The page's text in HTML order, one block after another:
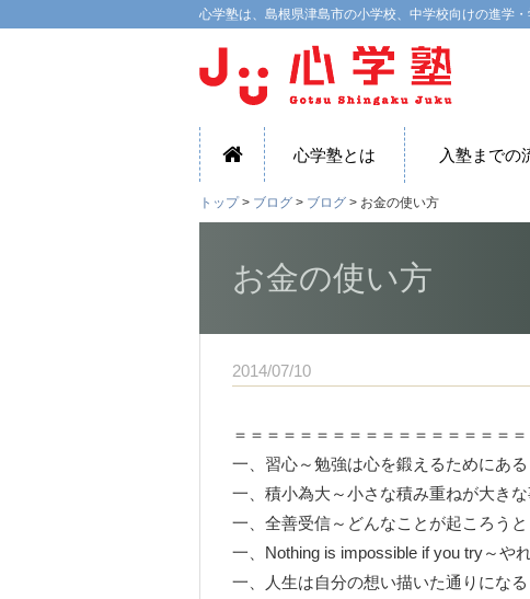
心学塾は、島根県津島市の小学校、中学校向けの進学
心学塾とは 入塾までの
トップ> ブログ > ブログ > お金の使い方
お金の使い方
2014/07/10
＝＝＝＝＝＝＝＝＝＝＝＝＝＝＝＝＝＝
一、習心～勉強は心を鍛えるためにある
一、積小為大～小さな積み重ねが大きな
一、全善受信～どんなことが起ころう
一、Nothing is impossible if you try～や
一、人生は自分の想い描いた通りになる